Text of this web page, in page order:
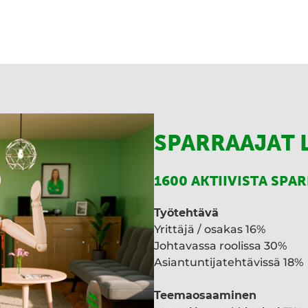
I
SPARRAAJAT
1600 AKTIIVISTA
Työtehtävä
Yrittäjä / osakas 16%
Johtavassa roolissa 30%
Asiantuntijatehtävissä 18%
Teemaosaaminen